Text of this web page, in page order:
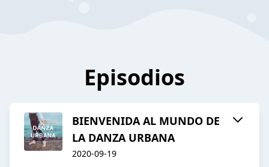
Episodios
BIENVENIDA AL MUNDO DE
LA DANZA URBANA
2020-09-19